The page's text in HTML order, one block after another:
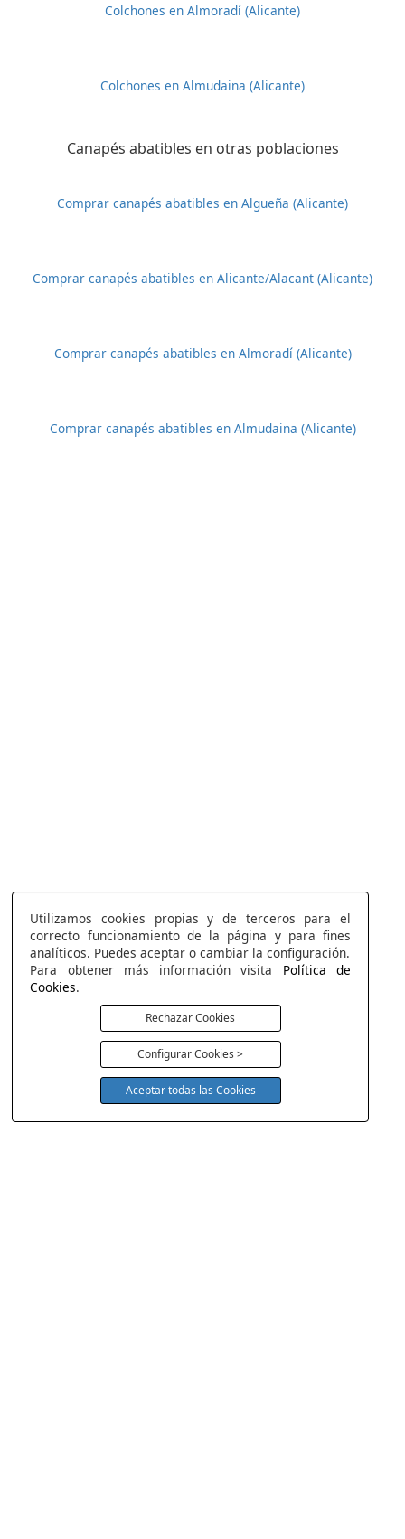
Colchones en Almoradí (Alicante)
Colchones en Almudaina (Alicante)
Canapés abatibles en otras poblaciones
Comprar canapés abatibles en Algueña (Alicante)
Comprar canapés abatibles en Alicante/Alacant (Alicante)
Comprar canapés abatibles en Almoradí (Alicante)
Comprar canapés abatibles en Almudaina (Alicante)
Utilizamos cookies propias y de terceros para el
correcto funcionamiento de la página y para fines
analíticos. Puedes aceptar o cambiar la configuración.
Para obtener más información visita Política de
Cookies.
Rechazar Cookies
Configurar Cookies >
Aceptar todas las Cookies